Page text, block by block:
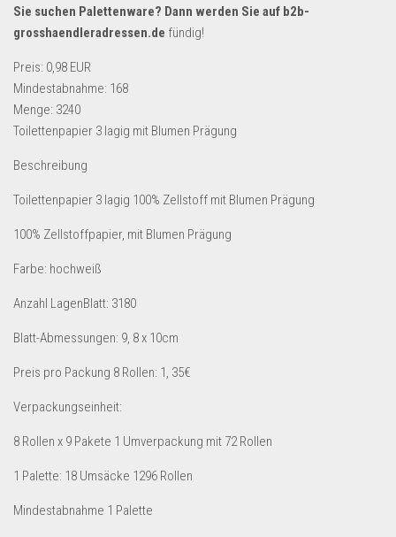
Sport & Freizeit
Uhren & Schmuck
Wohnen & Einrichten
Restposten-Angebote
Restposten für Privatpersonen
eBay Restposten kaufen
Dropshipping-Produkte
B2B Produkte
Grosshandel
Amazon
Aldi
Lidl
Kostenlos verkaufen
Sie suchen Palettenware? Dann werden Sie auf b2b-
grosshaendleradressen.de fündig!
Preis: 0,98 EUR
Mindestabnahme: 168
Menge: 3240
Toilettenpapier 3 lagig mit Blumen Prägung
Beschreibung
Toilettenpapier 3 lagig 100% Zellstoff mit Blumen Prägung
100% Zellstoffpapier, mit Blumen Prägung
Farbe: hochweiß
Anzahl LagenBlatt: 3180
Blatt-Abmessungen: 9, 8 x 10cm
Preis pro Packung 8 Rollen: 1, 35€
Verpackungseinheit:
8 Rollen x 9 Pakete 1 Umverpackung mit 72 Rollen
1 Palette: 18 Umsäcke 1296 Rollen
Mindestabnahme 1 Palette